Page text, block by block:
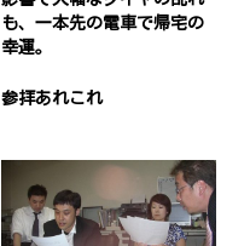
も、一本先の電車で帰宅の
幸運。
参拝あれこれ